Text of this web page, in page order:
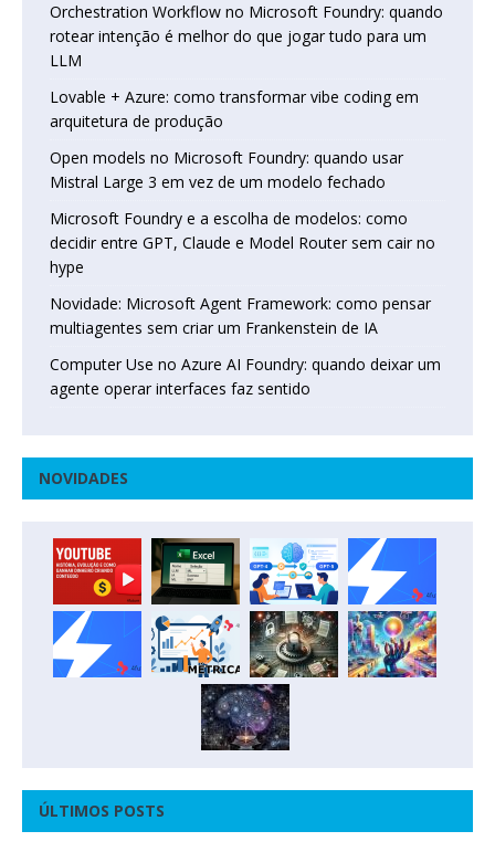
Orchestration Workflow no Microsoft Foundry: quando
rotear intenção é melhor do que jogar tudo para um
LLM
Lovable + Azure: como transformar vibe coding em
arquitetura de produção
Open models no Microsoft Foundry: quando usar
Mistral Large 3 em vez de um modelo fechado
Microsoft Foundry e a escolha de modelos: como
decidir entre GPT, Claude e Model Router sem cair no
hype
Novidade: Microsoft Agent Framework: como pensar
multiagentes sem criar um Frankenstein de IA
Computer Use no Azure AI Foundry: quando deixar um
agente operar interfaces faz sentido
NOVIDADES
ÚLTIMOS POSTS